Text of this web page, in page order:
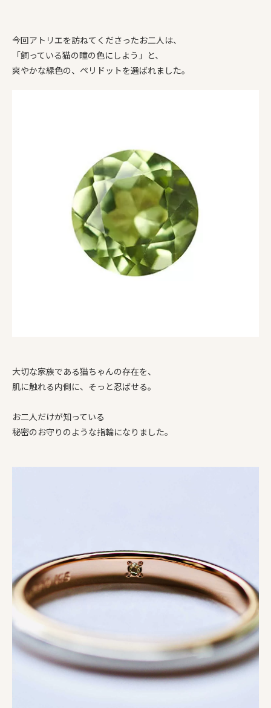
今回アトリエを訪ねてくださったお二人は、
「飼っている猫の瞳の色にしよう」と、
爽やかな緑色の、ペリドットを選ばれました。
大切な家族である猫ちゃんの存在を、
肌に触れる内側に、そっと忍ばせる。
お二人だけが知っている
秘密のお守りのような指輪になりました。